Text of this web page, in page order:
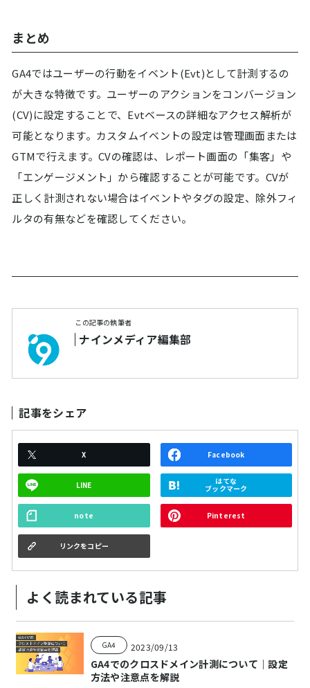
まとめ
GA4ではユーザーの行動をイベント(Evt)として計測するの
が大きな特徴です。ユーザーのアクションをコンバージョン
(CV)に設定することで、Evtベースの詳細なアクセス解析が
可能となります。カスタムイベントの設定は管理画面または
GTMで行えます。CVの確認は、レポート画面の「集客」や
「エンゲージメント」から確認することが可能です。CVが
正しく計測されない場合はイベントやタグの設定、除外フィ
ルタの有無などを確認してください。
この記事の執筆者
ナインメディア編集部
記事をシェア
X Facebook
LINE はてな
ブックマーク
note Pinterest
リンクをコピー
よく読まれている記事
GA4 2023/09/13
GA4でのクロスドメイン計測について｜設定
方法や注意点を解説